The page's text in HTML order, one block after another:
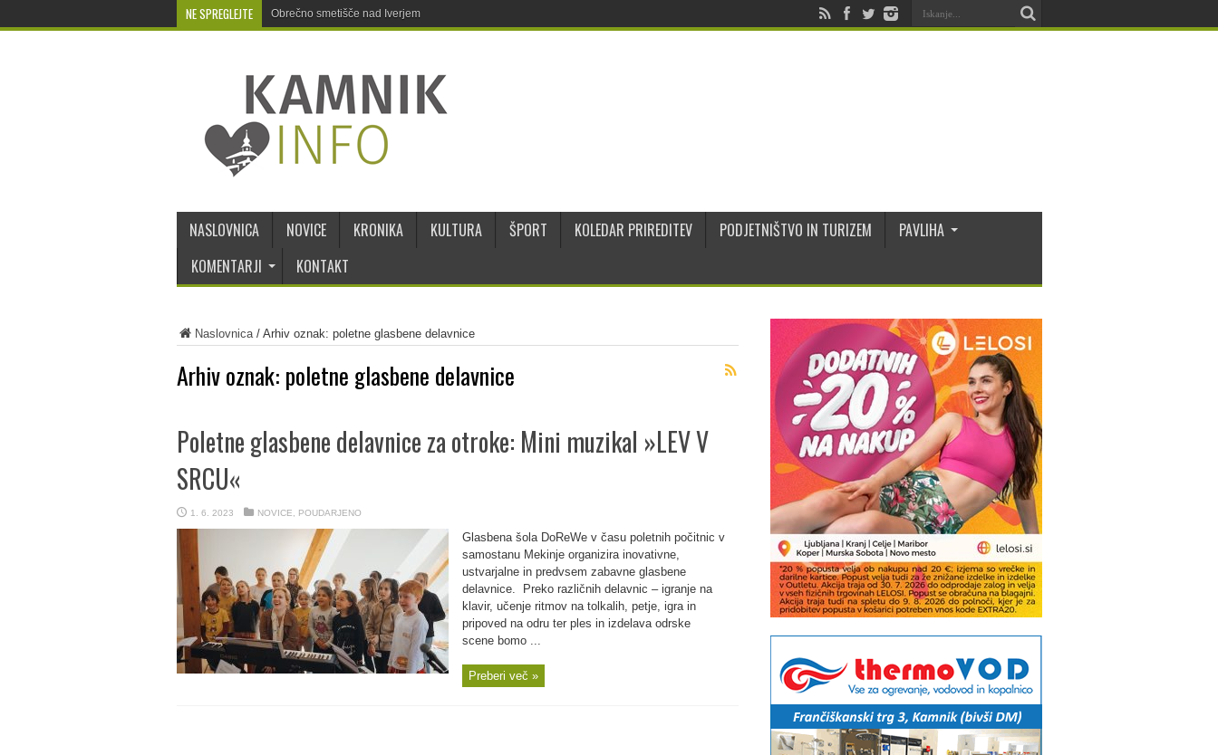
NE SPREGLEJTE Obrečno smetišče nad Iverjem
NASLOVNICA NOVICE KRONIKA KULTURA ŠPORT KOLEDAR PRIREDITEV PODJETNIŠTVO IN TURIZEM
PAVLIHA
KOMENTARJI
KONTAKT
Naslovnica/ Arhiv oznak: poletne glasbene delavnice
Arhiv oznak: poletne glasbene delavnice
Poletne glasbene delavnice za otroke: Mini muzikal »LEV V
SRCU«
1. 6. 2023 NOVICE POUDARJENO
Glasbena šola DoReWe v času poletnih počitnic v
samostanu Mekinje organizira inovativne,
ustvarjalne in predvsem zabavne glasbene
delavnice. Preko različnih delavnic – igranje na
klavir, učenje ritmov na tolkalih, petje, igra in
pripoved na odru ter ples in izdelava odrske
scene bomo ...
Preberi več »